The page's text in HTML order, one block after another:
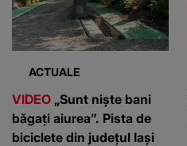
ACTUALE
VIDEO „Sunt niște bani
băgați aiurea”. Pista de
biciclete din județul Iași